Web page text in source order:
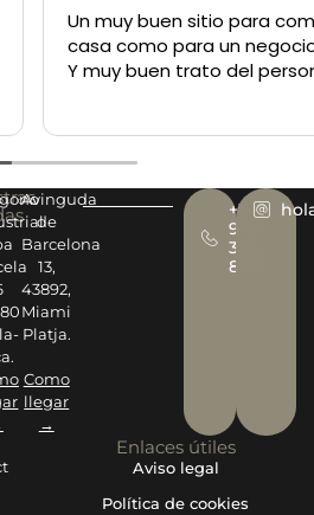
comprar lo q sea tanto para la
Avinguda
de
Barcelona
13,
43892,
Miami
Platja.
Como
llegar
→
+34
977
393
878
Enlaces útiles
Aviso legal
Política de cookies